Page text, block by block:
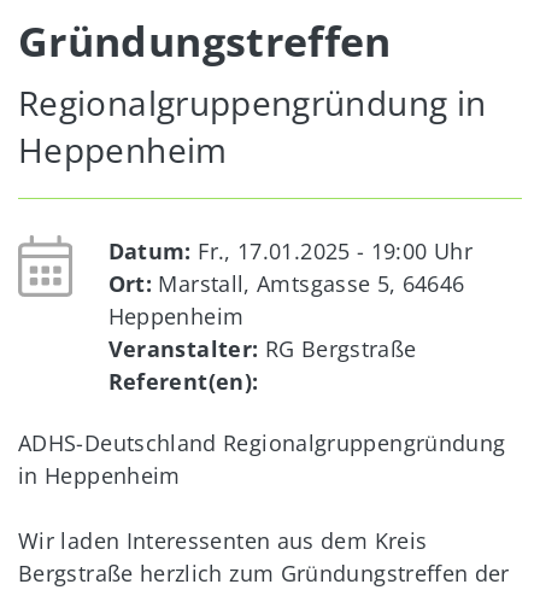
Gründungstreffen
Regionalgruppengründung in
Heppenheim
Datum: Fr., 17.01.2025 - 19:00 Uhr
Ort: Marstall, Amtsgasse 5, 64646
Heppenheim
Veranstalter: RG Bergstraße
Referent(en):
ADHS-Deutschland Regionalgruppengründung
in Heppenheim
Wir laden Interessenten aus dem Kreis
Bergstraße herzlich zum Gründungstreffen der